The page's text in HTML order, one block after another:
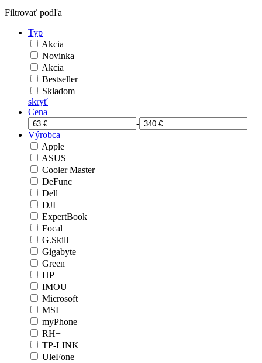
Filtrovať podľa
Typ
Akcia
Novinka
Akcia
Bestseller
Skladom
skryť
Cena
-
Výrobca
Apple
ASUS
Cooler Master
DeFunc
Dell
DJI
ExpertBook
Focal
G.Skill
Gigabyte
Green
HP
IMOU
Microsoft
MSI
myPhone
RH+
TP-LINK
UleFone